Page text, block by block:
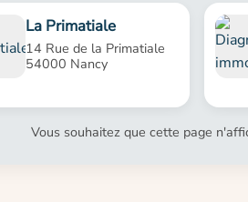
La Primatiale
14 Rue de la Primatiale
54000 Nancy
Vous souhaitez que cette page